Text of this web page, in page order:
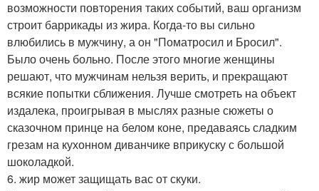
возможности повторения таких событий, ваш организм
строит баррикады из жира. Когда-то вы сильно
влюбились в мужчину, а он "Поматросил и Бросил".
Было очень больно. После этого многие женщины
решают, что мужчинам нельзя верить, и прекращают
всякие попытки сближения. Лучше смотреть на объект
издалека, проигрывая в мыслях разные сюжеты о
сказочном принце на белом коне, предаваясь сладким
грезам на кухонном диванчике вприкуску с большой
шоколадкой.
6. жир может защищать вас от скуки.